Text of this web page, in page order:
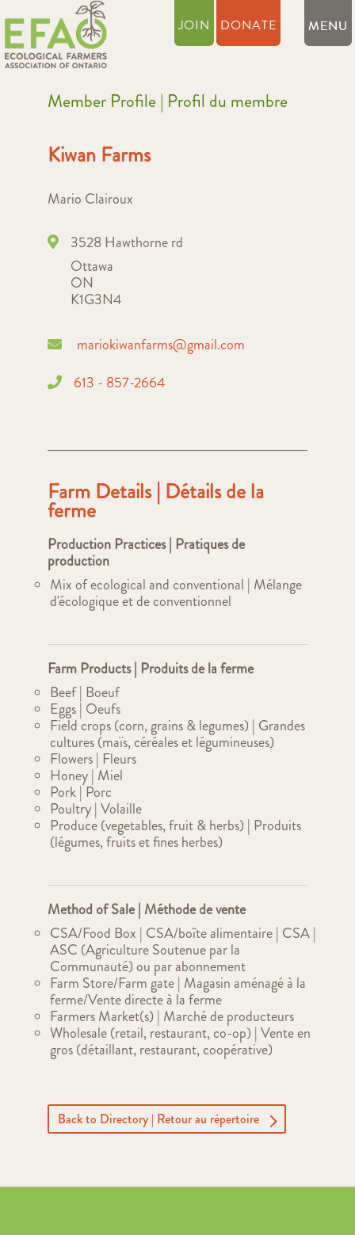
JOIN DONATE
Member Profile | Profil du membre
Kiwan Farms
Mario Clairoux
3528 Hawthorne rd
Ottawa
ON
K1G3N4
mariokiwanfarms@gmail.com
613 - 857-2664
Farm Details | Détails de la
ferme
Production Practices | Pratiques de
production
Mix of ecological and conventional | Mélange
d'écologique et de conventionnel
Farm Products | Produits de la ferme
Beef | Boeuf
Eggs | Oeufs
Field crops (corn, grains & legumes) | Grandes
cultures (maïs, céréales et légumineuses)
Flowers | Fleurs
Honey | Miel
Pork | Porc
Poultry | Volaille
Produce (vegetables, fruit & herbs) | Produits
(légumes, fruits et fines herbes)
Method of Sale | Méthode de vente
CSA/Food Box | CSA/boîte alimentaire | CSA |
ASC (Agriculture Soutenue par la
Communauté) ou par abonnement
Farm Store/Farm gate | Magasin aménagé à la
ferme/Vente directe à la ferme
Farmers Market(s) | Marché de producteurs
Wholesale (retail, restaurant, co-op) | Vente en
gros (détaillant, restaurant, coopérative)
Back to Directory | Retour au répertoire